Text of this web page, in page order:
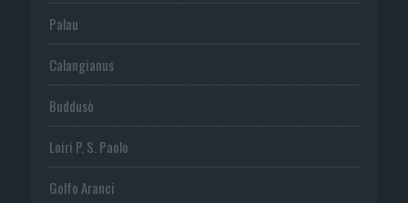
Palau
Calangianus
Buddusò
Loiri P. S. Paolo
Golfo Aranci